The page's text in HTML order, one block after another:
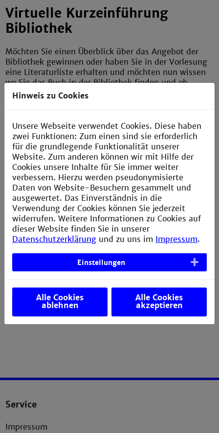
Virtuelle Kurzeinführung
Bibliothek
Möchten Sie einen Überblick über das Angebot der
Bibliothek gewinnen oder haben Sie in der Vorlesung
eine Literaturliste erhalten und möchten nun wissen
wo Sie das Buch in der Bibliothek finden und ob
dieses auch als E-Book zur Verfügung steht?
Bibliothek. Wir stellen Ihnen die Website vor und
zeigen Ihnen, wie Sie im Bibliothekskatalog
recherchieren und auf E-Books zugreifen können.
Außerdem lernen Sie die Funktionen des
Benutzerkontos kennen. Anschließend wissen Sie, wie
man Medien ausleiht, vormerkt, Leihfristen selbst
verlängert und finden Ihre Infos auf der Website.
Dauer: ca. 20 Minuten
Ort: Webex-Meeting-Room.
Wir freuen uns auf Sie.
Ihr Bibliotheksteam
Service
Impressum
Hinweis zu Cookies
Unsere Webseite verwendet Cookies. Diese haben
zwei Funktionen: Zum einen sind sie erforderlich
für die grundlegende Funktionalität unserer
Website. Zum anderen können wir mit Hilfe der
Cookies unsere Inhalte für Sie immer weiter
verbessern. Hierzu werden pseudonymisierte
Daten von Website-Besuchern gesammelt und
ausgewertet. Das Einverständnis in die
Verwendung der Cookies können Sie jederzeit
widerrufen. Weitere Informationen zu Cookies auf
dieser Website finden Sie in unserer
Datenschutzerklärung und zu uns im Impressum.
Einstellungen
Alle Cookies
ablehnen
Alle Cookies
akzeptieren